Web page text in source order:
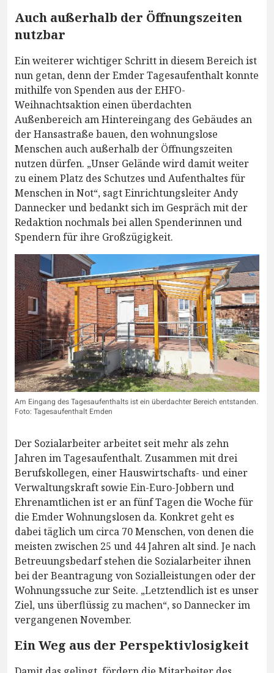
Auch außerhalb der Öffnungszeiten
nutzbar
Ein weiterer wichtiger Schritt in diesem Bereich ist
nun getan, denn der Emder Tagesaufenthalt konnte
mithilfe von Spenden aus der EHFO-
Weihnachtsaktion einen überdachten
Außenbereich am Hintereingang des Gebäudes an
der Hansastraße bauen, den wohnungslose
Menschen auch außerhalb der Öffnungszeiten
nutzen dürfen. „Unser Gelände wird damit weiter
zu einem Platz des Schutzes und Aufenthaltes für
Menschen in Not“, sagt Einrichtungsleiter Andy
Dannecker und bedankt sich im Gespräch mit der
Redaktion nochmals bei allen Spenderinnen und
Spendern für ihre Großzügigkeit.
Am Eingang des Tagesaufenthalts ist ein überdachter Bereich entstanden.
Foto: Tagesaufenthalt Emden
Der Sozialarbeiter arbeitet seit mehr als zehn
Jahren im Tagesaufenthalt. Zusammen mit drei
Berufskollegen, einer Hauswirtschafts- und einer
Verwaltungskraft sowie Ein-Euro-Jobbern und
Ehrenamtlichen ist er an fünf Tagen die Woche für
die Emder Wohnungslosen da. Konkret geht es
dabei täglich um circa 70 Menschen, von denen die
meisten zwischen 25 und 44 Jahren alt sind. Je nach
Betreuungsbedarf stehen die Sozialarbeiter ihnen
bei der Beantragung von Sozialleistungen oder der
Wohnungssuche zur Seite. „Letztendlich ist es unser
Ziel, uns überflüssig zu machen“, so Dannecker im
vergangenen November.
Ein Weg aus der Perspektivlosigkeit